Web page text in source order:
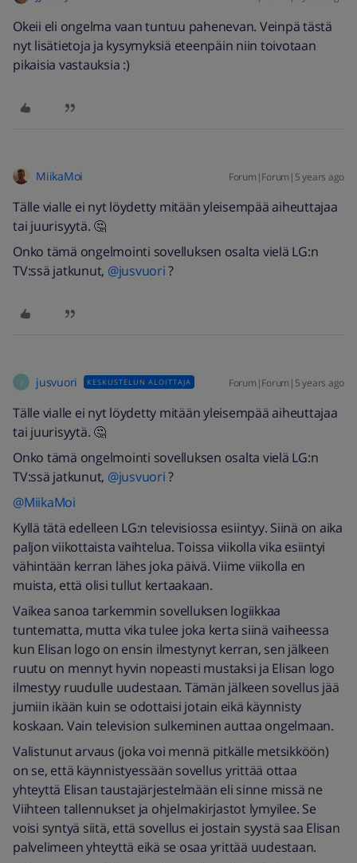
Okeii eli ongelma vaan tuntuu pahenevan. Veinpä tästä
nyt lisätietoja ja kysymyksiä eteenpäin niin toivotaan
pikaisia vastauksia :)
MiikaMoi Forum|Forum|5 years ago
Tälle vialle ei nyt löydetty mitään yleisempää aiheuttajaa
tai juurisyytä. 🤔
Onko tämä ongelmointi sovelluksen osalta vielä LG:n
TV:ssä jatkunut, @jusvuori?
jusvuori KESKUSTELUN ALOITTAJA Forum|Forum|5 years ago
Tälle vialle ei nyt löydetty mitään yleisempää aiheuttajaa
tai juurisyytä. 🤔
Onko tämä ongelmointi sovelluksen osalta vielä LG:n
TV:ssä jatkunut, @jusvuori?
@MiikaMoi
Kyllä tätä edelleen LG:n televisiossa esiintyy. Siinä on aika
paljon viikottaista vaihtelua. Toissa viikolla vika esiintyi
vähintään kerran lähes joka päivä. Viime viikolla en
muista, että olisi tullut kertaakaan.
Vaikea sanoa tarkemmin sovelluksen logiikkaa
tuntematta, mutta vika tulee joka kerta siinä vaiheessa
kun Elisan logo on ensin ilmestynyt kerran, sen jälkeen
ruutu on mennyt hyvin nopeasti mustaksi ja Elisan logo
ilmestyy ruudulle uudestaan. Tämän jälkeen sovellus jää
jumiin ikään kuin se odottaisi jotain eikä käynnisty
koskaan. Vain television sulkeminen auttaa ongelmaan.
Valistunut arvaus (joka voi mennä pitkälle metsikköön)
on se, että käynnistyessään sovellus yrittää ottaa
yhteyttä Elisan taustajärjestelmään eli sinne missä ne
Viihteen tallennukset ja ohjelmakirjastot lymyilee. Se
voisi syntyä siitä, että sovellus ei jostain syystä saa Elisan
palvelimeen yhteyttä eikä se osaa yrittää uudestaan.